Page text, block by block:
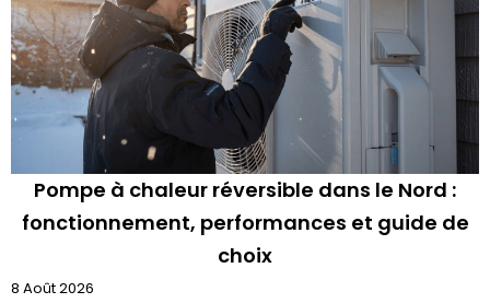
Pompe à chaleur réversible dans le Nord :
fonctionnement, performances et guide de
choix
8 Août 2026